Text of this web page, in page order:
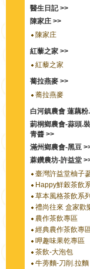
醫生日記 >>
陳家庄 >>
陳家庄
紅藜之家 >>
紅藜之家
蕎拉燕麥 >>
蕎拉燕麥
白河鎮農會 蓮藕
莿桐鄉農會-蒜頭.
青醬 >>
滿州鄉農會-黑豆
蔴鑽農坊-許益堂
臺灣許益堂柚子
Happy鮮榖茶飲
草本風格茶飲系列
禮尚往來 盒家歡
農作茶飲專區
經典農作茶飲專
呷趣味果乾專區
茶飲-大泡包
牛蒡麵-刀削.拉麵